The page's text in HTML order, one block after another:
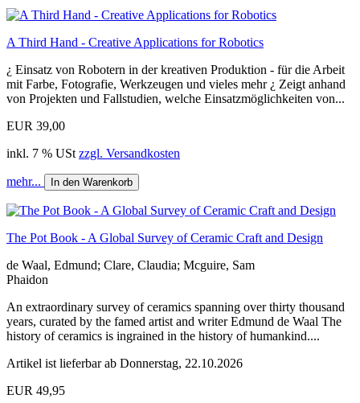
A Third Hand - Creative Applications for Robotics
¿ Einsatz von Robotern in der kreativen Produktion - für die Arbeit
mit Farbe, Fotografie, Werkzeugen und vieles mehr ¿ Zeigt anhand
von Projekten und Fallstudien, welche Einsatzmöglichkeiten von...
EUR 39,00
inkl. 7 % USt zzgl. Versandkosten
mehr... In den Warenkorb
The Pot Book - A Global Survey of Ceramic Craft and Design
de Waal, Edmund; Clare, Claudia; Mcguire, Sam
Phaidon
An extraordinary survey of ceramics spanning over thirty thousand
years, curated by the famed artist and writer Edmund de Waal The
history of ceramics is ingrained in the history of humankind....
Artikel ist lieferbar ab Donnerstag, 22.10.2026
EUR 49,95